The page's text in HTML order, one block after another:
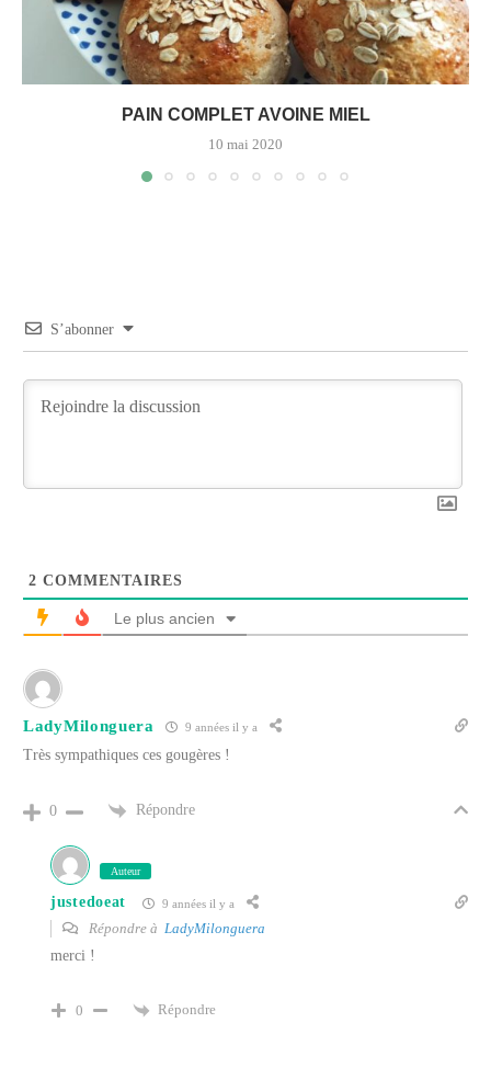
PAIN COMPLET AVOINE MIEL
10 mai 2020
S’abonner
2 COMMENTAIRES
Le plus ancien
LadyMilonguera 9 années il y a
Très sympathiques ces gougères !
0 Répondre
Auteur
justedoeat 9 années il y a
Répondre à LadyMilonguera
merci !
0 Répondre